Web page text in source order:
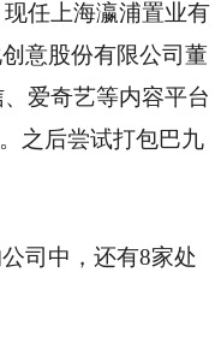
任上海瀛浦置业有
意股份有限公司董
爱奇艺等内容平台
之后尝试打包巴九
司中，还有8家处